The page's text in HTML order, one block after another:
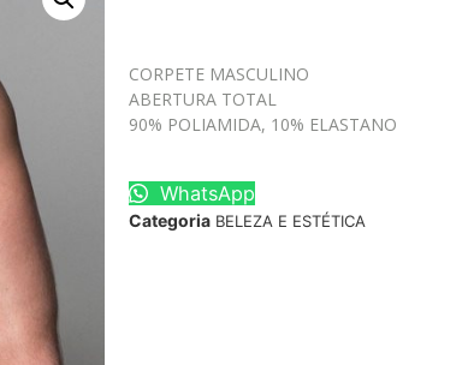
CORPETE MASCULINO
ABERTURA TOTAL
90% POLIAMIDA, 10% ELASTANO
WhatsApp
Categoria BELEZA E ESTÉTICA